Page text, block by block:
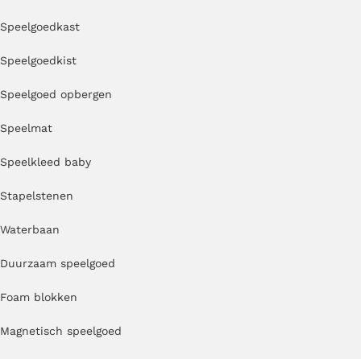
Speelgoedkast
Speelgoedkist
Speelgoed opbergen
Speelmat
Speelkleed baby
Stapelstenen
Waterbaan
Duurzaam speelgoed
Foam blokken
Magnetisch speelgoed